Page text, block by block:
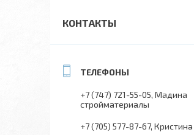
КОНТАКТЫ
+7 (747) 721-55-05 Мадина
стройматериалы
+7 (705) 577-87-67 Кристина